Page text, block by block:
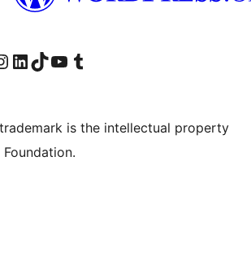
Mastodoncie
ThreadsaFacebooka
nasze konto na Instagramie
Odwiedź nasze konto na LinkedIn
Odwiedź naszego TikToka
Odwiedź nasz kanał YouTube
Odwiedź naszego Tumblra
is the intellectual property